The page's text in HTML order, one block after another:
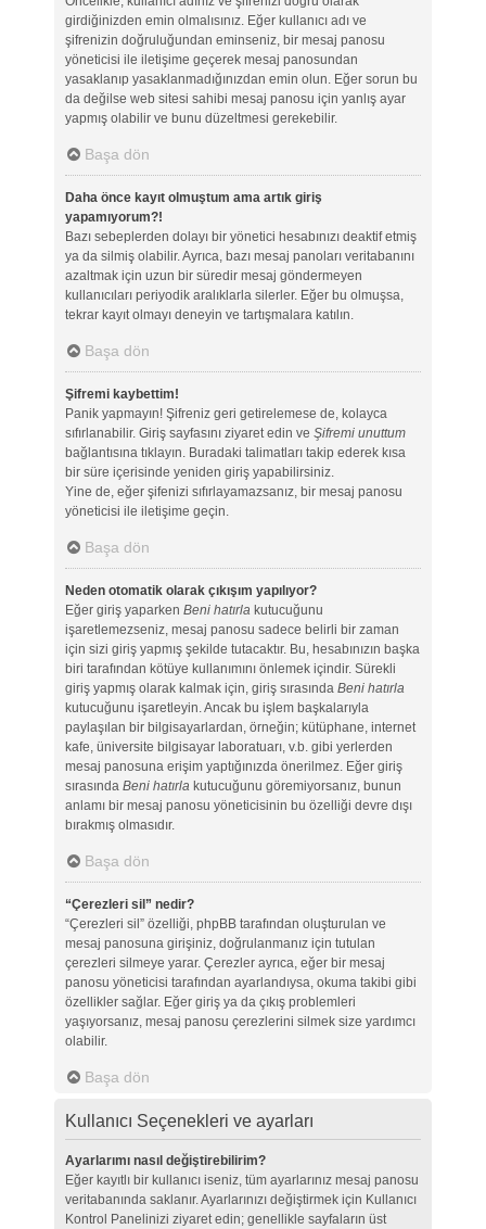
girdiğinizden emin olmalısınız. Eğer kullanıcı adı ve
şifrenizin doğruluğundan eminseniz, bir mesaj panosu
yöneticisi ile iletişime geçerek mesaj panosundan
yasaklanıp yasaklanmadığınızdan emin olun. Eğer sorun bu
da değilse web sitesi sahibi mesaj panosu için yanlış ayar
yapmış olabilir ve bunu düzeltmesi gerekebilir.
Başa dön
Daha önce kayıt olmuştum ama artık giriş
yapamıyorum?!
Bazı sebeplerden dolayı bir yönetici hesabınızı deaktif etmiş
ya da silmiş olabilir. Ayrıca, bazı mesaj panoları veritabanını
azaltmak için uzun bir süredir mesaj göndermeyen
kullanıcıları periyodik aralıklarla silerler. Eğer bu olmuşsa,
tekrar kayıt olmayı deneyin ve tartışmalara katılın.
Başa dön
Şifremi kaybettim!
Panik yapmayın! Şifreniz geri getirelemese de, kolayca
sıfırlanabilir. Giriş sayfasını ziyaret edin ve Şifremi unuttum
bağlantısına tıklayın. Buradaki talimatları takip ederek kısa
bir süre içerisinde yeniden giriş yapabilirsiniz.
Yine de, eğer şifenizi sıfırlayamazsanız, bir mesaj panosu
yöneticisi ile iletişime geçin.
Başa dön
Neden otomatik olarak çıkışım yapılıyor?
Eğer giriş yaparken Beni hatırlakutucuğunu
işaretlemezseniz, mesaj panosu sadece belirli bir zaman
için sizi giriş yapmış şekilde tutacaktır. Bu, hesabınızın başka
biri tarafından kötüye kullanımını önlemek içindir. Sürekli
giriş yapmış olarak kalmak için, giriş sırasında Beni hatırla
kutucuğunu işaretleyin. Ancak bu işlem başkalarıyla
paylaşılan bir bilgisayarlardan, örneğin; kütüphane, internet
kafe, üniversite bilgisayar laboratuarı, v.b. gibi yerlerden
mesaj panosuna erişim yaptığınızda önerilmez. Eğer giriş
sırasında Beni hatırlakutucuğunu göremiyorsanız, bunun
anlamı bir mesaj panosu yöneticisinin bu özelliği devre dışı
bırakmış olmasıdır.
Başa dön
“Çerezleri sil” nedir?
“Çerezleri sil” özelliği, phpBB tarafından oluşturulan ve
mesaj panosuna girişiniz, doğrulanmanız için tutulan
çerezleri silmeye yarar. Çerezler ayrıca, eğer bir mesaj
panosu yöneticisi tarafından ayarlandıysa, okuma takibi gibi
özellikler sağlar. Eğer giriş ya da çıkış problemleri
yaşıyorsanız, mesaj panosu çerezlerini silmek size yardımcı
olabilir.
Başa dön
Kullanıcı Seçenekleri ve ayarları
Ayarlarımı nasıl değiştirebilirim?
Eğer kayıtlı bir kullanıcı iseniz, tüm ayarlarınız mesaj panosu
veritabanında saklanır. Ayarlarınızı değiştirmek için Kullanıcı
Kontrol Panelinizi ziyaret edin; genellikle sayfaların üst